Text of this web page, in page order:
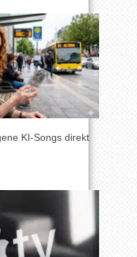
KI-Songs direkt